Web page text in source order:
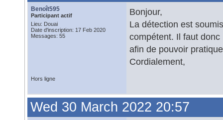
Benoît595
Participant actif
Lieu: Douai
Date d'inscription: 17 Feb 2020
Messages: 55
Bonjour,
La détection est
compétent. Il faut
afin de pouvoir
Cordialement,
Hors ligne
Wed 30 March 2022 20:57